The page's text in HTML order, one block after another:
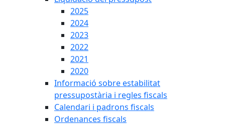
2025
2024
2023
2022
2021
2020
Informació sobre estabilitat
pressupostària i regles fiscals
Calendari i padrons fiscals
Ordenances fiscals